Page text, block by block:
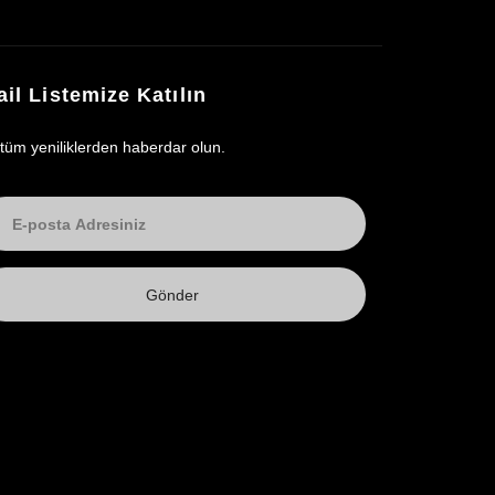
Listemize Katılın
yeniliklerden haberdar olun.